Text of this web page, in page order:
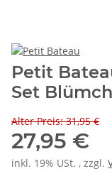
Petit
Set
Alter Preis: 31,95 €
27,95 €
inkl. 19% USt. , zzgl.